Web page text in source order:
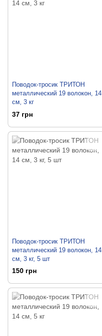
Поводок-тросик ТРИТОН
металлический 19 волокон, 14
см, 3 кг
37 грн
Поводок-тросик ТРИТОН
металлический 19 волокон, 14
см, 3 кг, 5 шт
150 грн